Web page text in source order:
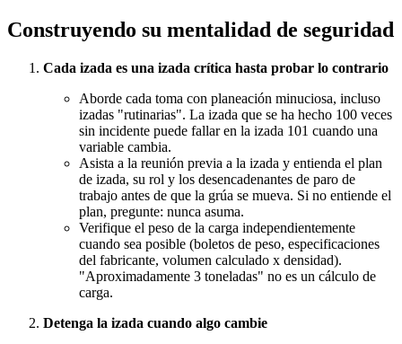
Construyendo su mentalidad de seguridad
Cada izada es una izada crítica hasta probar lo contrario
Aborde cada toma con planeación minuciosa, incluso
izadas "rutinarias". La izada que se ha hecho 100 veces
sin incidente puede fallar en la izada 101 cuando una
variable cambia.
Asista a la reunión previa a la izada y entienda el plan
de izada, su rol y los desencadenantes de paro de
trabajo antes de que la grúa se mueva. Si no entiende el
plan, pregunte: nunca asuma.
Verifique el peso de la carga independientemente
cuando sea posible (boletos de peso, especificaciones
del fabricante, volumen calculado x densidad).
"Aproximadamente 3 toneladas" no es un cálculo de
carga.
Detenga la izada cuando algo cambie